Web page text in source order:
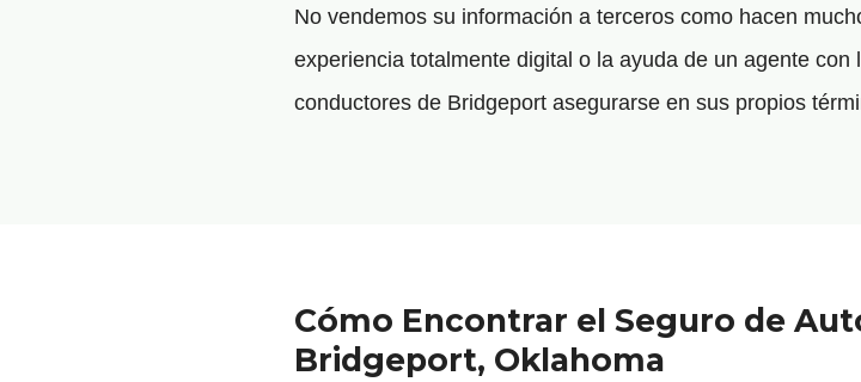
No vendemos su información a terceros como hacen
experiencia totalmente digital o la ayuda de un agente
conductores de Bridgeport asegurarse en sus propios
Cómo Encontrar el Seguro de
Bridgeport, Oklahoma